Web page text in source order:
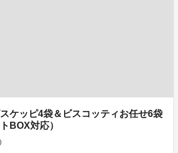
スケッピ4袋＆ビスコッティお任せ6袋
BOX対応）